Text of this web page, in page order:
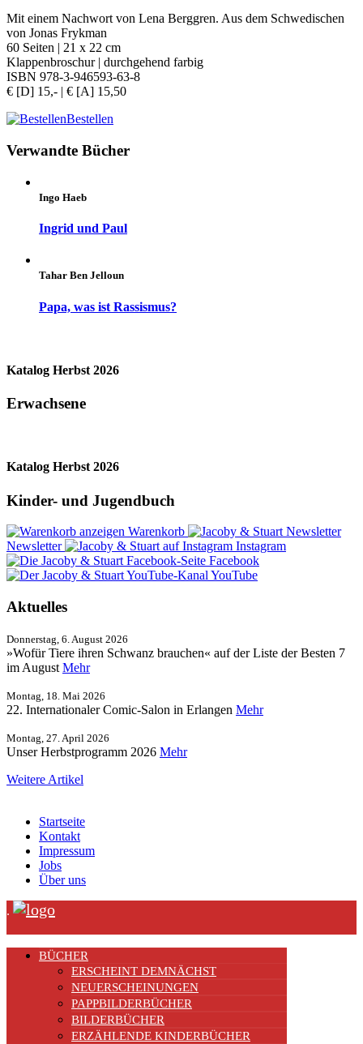
Mit einem Nachwort von Lena Berggren. Aus dem Schwedischen
von Jonas Frykman
60 Seiten | 21 x 22 cm
Klappenbroschur | durchgehend farbig
ISBN 978-3-946593-63-8
€ [D] 15,- | € [A] 15,50
Bestellen
Verwandte Bücher
Ingo Haeb
Ingrid und Paul
Tahar Ben Jelloun
Papa, was ist Rassismus?
Katalog Herbst 2026
Erwachsene
Katalog Herbst 2026
Kinder- und Jugendbuch
Warenkorb
Newsletter
Instagram
Facebook
YouTube
Aktuelles
Donnerstag, 6. August 2026
»Wofür Tiere ihren Schwanz brauchen« auf der Liste der Besten 7
im August Mehr
Montag, 18. Mai 2026
22. Internationaler Comic-Salon in Erlangen Mehr
Montag, 27. April 2026
Unser Herbstprogramm 2026 Mehr
Weitere Artikel
Startseite
Kontakt
Impressum
Jobs
Über uns
.
BÜCHER
ERSCHEINT DEMNÄCHST
NEUERSCHEINUNGEN
PAPPBILDERBÜCHER
BILDERBÜCHER
ERZÄHLENDE KINDERBÜCHER